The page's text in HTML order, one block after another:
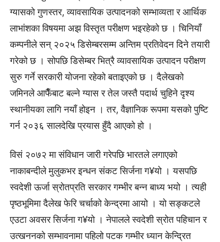
ग्यासको गुणस्तर, व्यावसायिक उत्पादनको सम्भाव्यता र आर्थिक
लाभांशका विषयमा अझ विस्तृत परीक्षण भइरहेको छ । चिनियाँ
कम्पनीले सन् २०२५ डिसेम्बरसम्म अन्तिम प्रतिवेदन दिने तयारी
गरेको छ । सोपछि डिसेम्बर भित्रै व्यावसायिक उत्पादन परीक्षण
सुरु गर्ने सरकारी योजना रहेको बताइएको छ । दैलेखको
जमिनले आफैँबाट बल्ने ग्यास र तेल जस्तै पदार्थ चुहिने दृश्य
स्थानीयका लागि नयाँ होइन । तर, वैज्ञानिक रूपमा यसको पुष्टि
गर्न २०३६ सालदेखि प्रयास हुँदै आएको हो ।
विसं २०७२ मा संविधान जारी गरेपछि भारतले लगाएको
नाकाबन्दीले मुलुकभर इन्धन संकट सिर्जना ग¥यो । यसपछि
स्वदेशी ऊर्जा स्रोतप्रति सरकार गम्भीर बन्न बाध्य भयो । त्यही
पृष्ठभूमिमा दैलेख फेरि चर्चाको केन्द्रमा आयो । यो सङ्कटले
एउटा अवसर सिर्जना ग¥यो । नेपालले स्वदेशी स्रोत पहिचान र
उत्खननको सम्भावनामा पहिलो पटक गम्भीर ध्यान केन्द्रित